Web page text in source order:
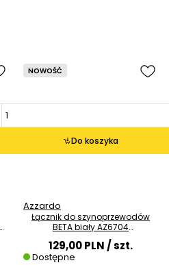
Do koszyka
NOWOŚĆ
Azzardo
Łącznik do szynoprzewodów
BETA biały AZ6704
jednoobwodowy metalowy
129,00 PLN/ szt.
Dostępne